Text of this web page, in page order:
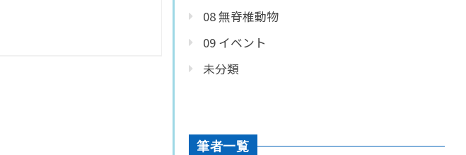
08 無脊椎動物
09 イベント
未分類
筆者一覧